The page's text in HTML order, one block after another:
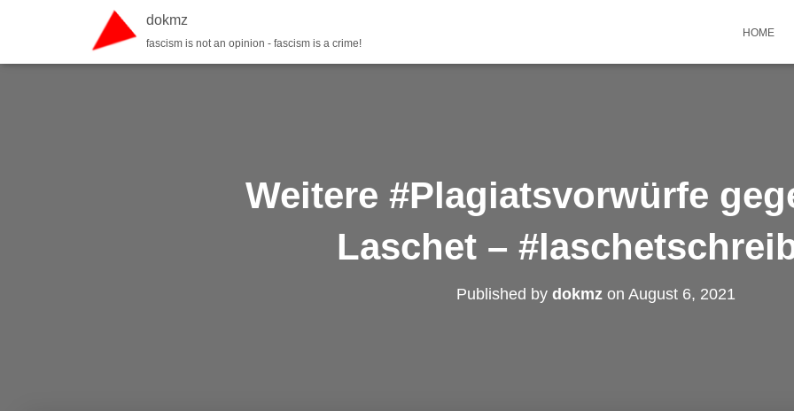
dokmz
fascism is not an opinion - fascism is a crime!
HOME
Weitere #Plagiatsvorwürfe
Laschet –
Published by dokmzon August 6, 2021